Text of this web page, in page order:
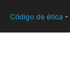
Código de ética -